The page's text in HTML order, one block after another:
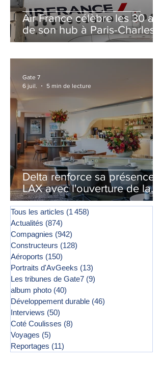
Air France célèbre les 30 ans
de son hub à Paris-Charles
de Gaulle
Delta renforce sa présence à
LAX avec l'ouverture de la
première phase d'un second
salon Delta One
Gate 7
6 juil.
5 min de lecture
Tous les articles (1 458)
Actualités (874)
Compagnies (942)
Constructeurs (128)
Aéroports (150)
Portraits d'AvGeeks (13)
Les tribunes de Gate7 (9)
album photo (40)
Développement durable (46)
Interviews (50)
Coté Coulisses (8)
Voyages (5)
Reportages (11)